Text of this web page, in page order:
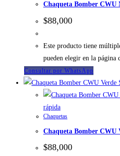
Chaqueta Bomber CWU
$88,000
Este producto tiene
pueden elegir en la página
Consultar por WhatsApp
rápida
Chaquetas
Chaqueta Bomber CWU
$88,000